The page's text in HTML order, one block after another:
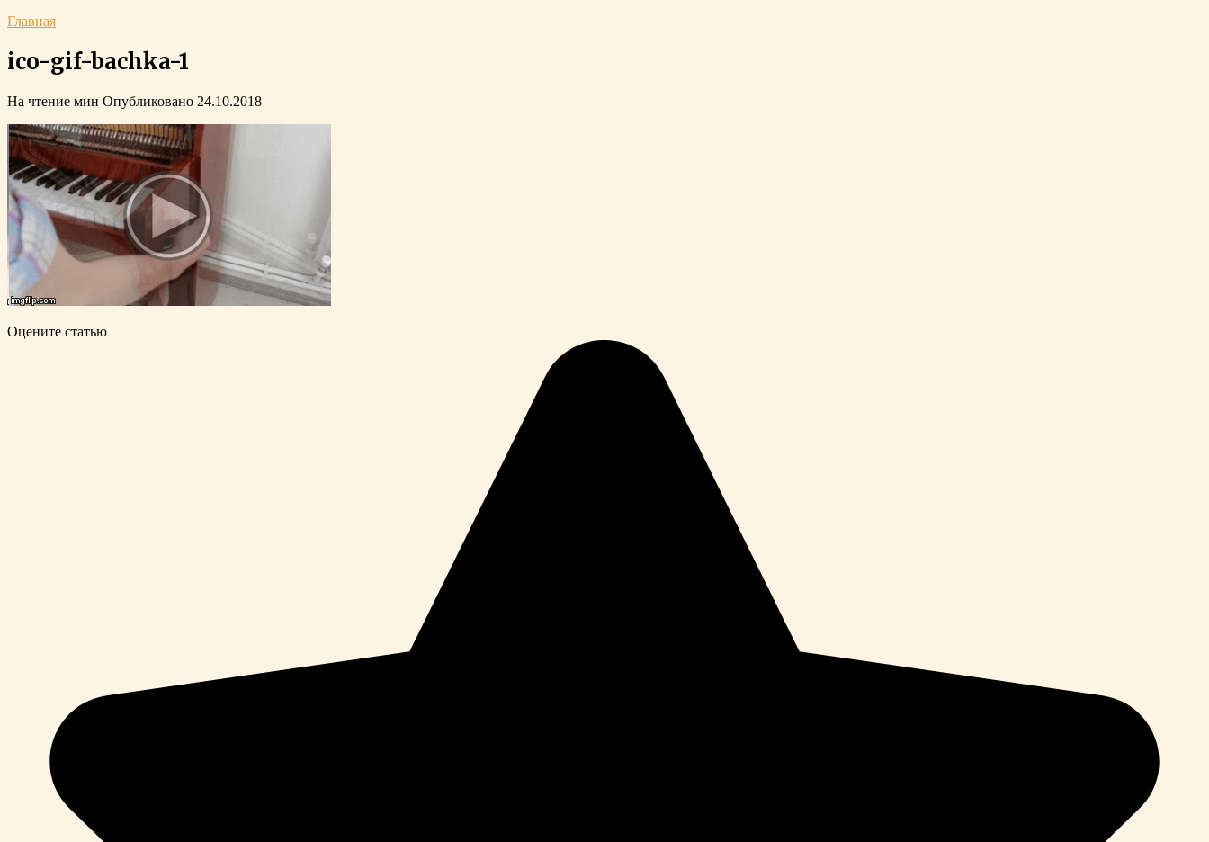
Главная
ico-gif-bachka-1
На чтение мин Опубликовано 24.10.2018
Оцените статью